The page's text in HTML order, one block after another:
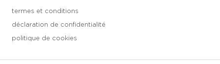
termes et conditions
déclaration de confidentialité
politique de cookies